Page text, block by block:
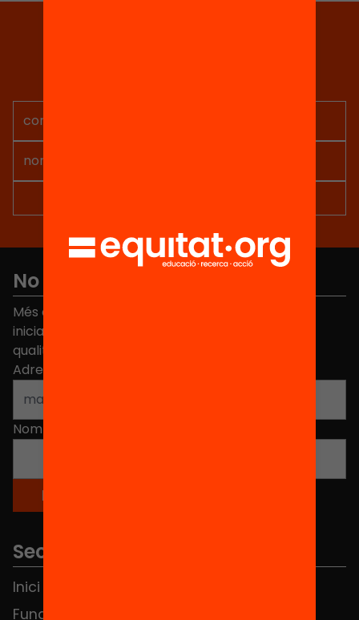
No et perdis res
Més de 40.000 persones ja han triat Equitat. Rep
iniciatives, propostes i projectes per millorar la
qualitat de l'educació a Catalunya.
Adreça electrònica
Nom
Seccions
Inici
Fundació